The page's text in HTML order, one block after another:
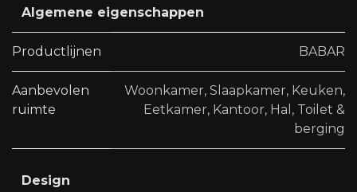
Algemene eigenschappen
Productlijnen BABAR
Aanbevolen
ruimte
Woonkamer, Slaapkamer, Keuken,
Eetkamer, Kantoor, Hal , Toilet &
berging
Design